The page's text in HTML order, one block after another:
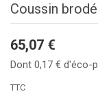
Coussin
65,07 €
Dont 0,17 € d'éco-
TTC